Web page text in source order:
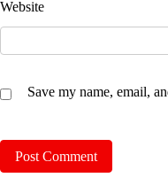
Website
Save my name, email,